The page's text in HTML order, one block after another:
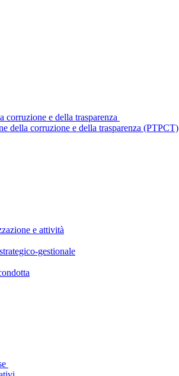
corruzione e della trasparenza
della corruzione e della trasparenza (PTPCT)
e attività
gestionale